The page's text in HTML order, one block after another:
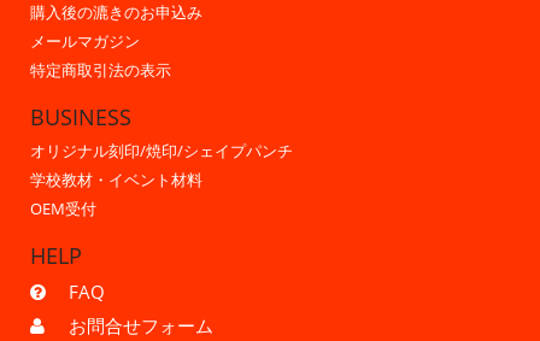
購入後の漉きのお申込み
メールマガジン
特定商取引法の表示
BUSINESS
オリジナル刻印/焼印/シェイプパンチ
学校教材・イベント材料
OEM受付
HELP
FAQ
お問合せフォーム